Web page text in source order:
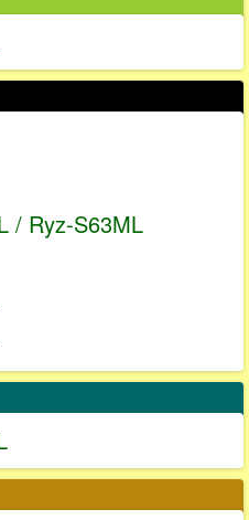
/ Ryz-S63ML